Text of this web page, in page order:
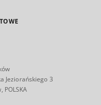
Jeziorańskiego 3
POLSKA